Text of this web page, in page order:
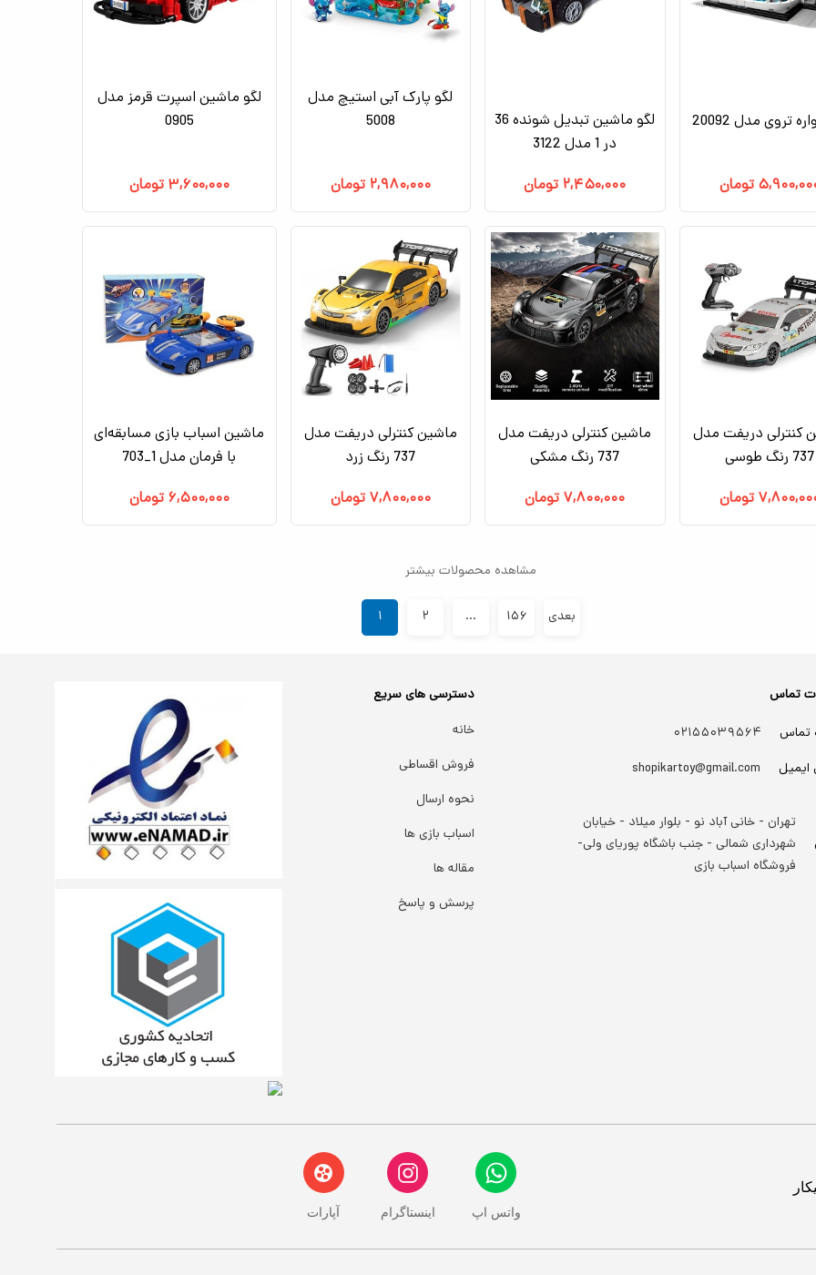
تروی مدل 20092
تومان
لگو ماشین تبدیل شونده 36
در 1 مدل 3122
۲,۴۵۰,۰۰۰ تومان
لگو پارک آبی استیچ مدل
5008
۲,۹۸۰,۰۰۰ تومان
لگو ماشین اسپرت قرمز مدل
0905
۳,۶۰۰,۰۰۰ تومان
کنترلی دریفت مدل
737 رنگ طوسی
تومان
ماشین کنترلی دریفت مدل
737 رنگ مشکی
۷,۸۰۰,۰۰۰تومان
ماشین کنترلی دریفت مدل
737 رنگ زرد
۷,۸۰۰,۰۰۰ تومان
ماشین اسباب بازی مسابقه‌ای
با فرمان مدل 1_703
۶,۵۰۰,۰۰۰ تومان
مشاهده محصولات بیشتر
۱ ۲ ... ۱۵۶ بعدی
تماس
تماس
۰۲۱۵۵۰۳۹۵۶۴
ایمیل
shopikartoy@gmail.com
تهران - خانی آباد نو - بلوار میلاد - خیابان
شهرداری شمالی - جنب باشگاه پوریای ولی-
فروشگاه اسباب بازی
دسترسی های سریع
خانه
فروش اقساطی
نحوه ارسال
اسباب بازی ها
مقاله ها
پرسش و پاسخ
واتس اپ اینستاگرام آپارات